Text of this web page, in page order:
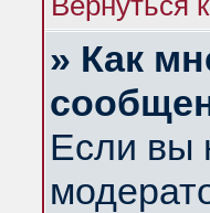
» Как
Если вы